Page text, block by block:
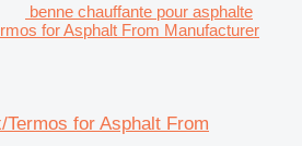
benne chauffante pour asphalte
for Asphalt From Manufacturer
for Asphalt From